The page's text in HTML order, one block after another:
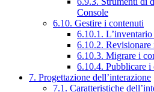
Console
6.10. Gestire i contenuti
6.10.1.
6.10.2. Revisionare
6.10.3. Migrare i
6.10.4. Pubblicare i
7. Progettazione dell’interazione
7.1. Caratteristiche